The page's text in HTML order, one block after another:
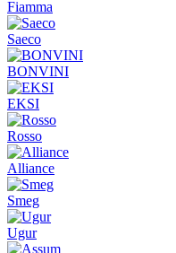
Fiamma
Saeco
BONVINI
EKSI
Rosso
Alliance
Smeg
Ugur